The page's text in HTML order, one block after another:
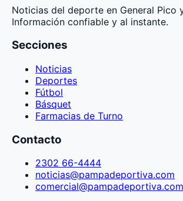
Noticias del deporte en General Pico
Información confiable y al instante.
Secciones
Noticias
Deportes
Fútbol
Básquet
Farmacias de Turno
Contacto
2302 66-4444
noticias@pampadeportiva.com
comercial@pampadeportiva.com